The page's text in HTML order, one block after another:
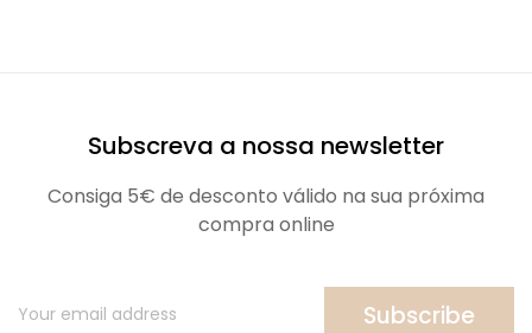
Subscreva a nossa newsletter
Consiga 5€ de desconto válido na sua próxima
compra online
Subscribe